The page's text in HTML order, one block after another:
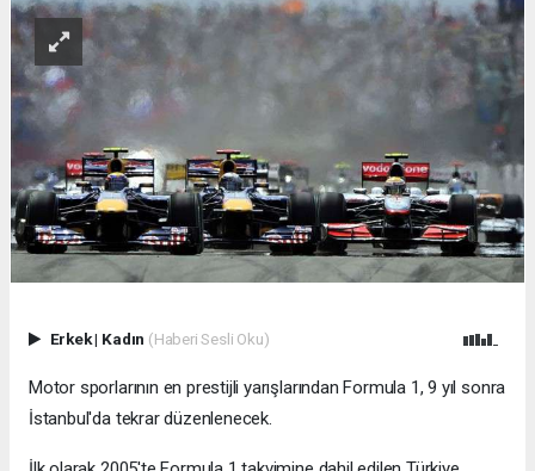
Erkek| Kadın (Haberi Sesli Oku)
Motor sporlarının en prestijli yarışlarından Formula 1, 9 yıl sonra
İstanbul'da tekrar düzenlenecek.